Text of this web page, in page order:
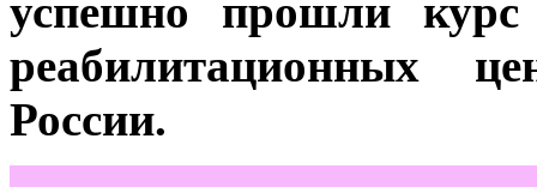
успешно прошли курс
реабилитационных
России.